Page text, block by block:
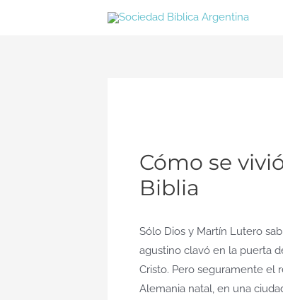
Cómo se
Biblia
Sólo Dios y Martín Lutero
agustino clavó en la puerta
Cristo. Pero seguramente el
Alemania natal, en una